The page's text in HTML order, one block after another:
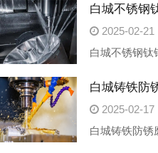
2025-02-21
2025-02-17